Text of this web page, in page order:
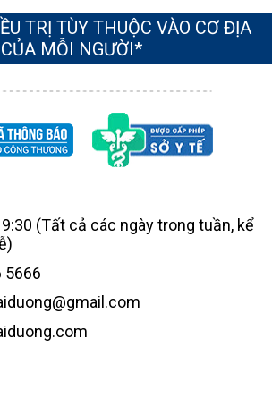
TRỊ TÙY THUỘC VÀO CƠ ĐỊA
CỦA MỖI NGƯỜI*
(Tất cả các ngày trong tuần, kể
5666